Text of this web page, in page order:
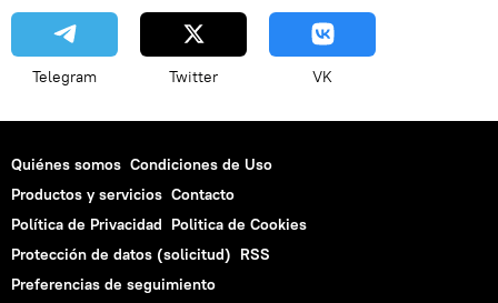
Telegram Twitter VK
Quiénes somos Condiciones de Uso
Productos y servicios Contacto
Política de Privacidad Politica de Cookies
Protección de datos (solicitud) RSS
Preferencias de seguimiento